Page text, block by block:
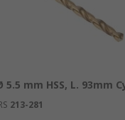
5.5 mm HSS, L. 93mm
213-281